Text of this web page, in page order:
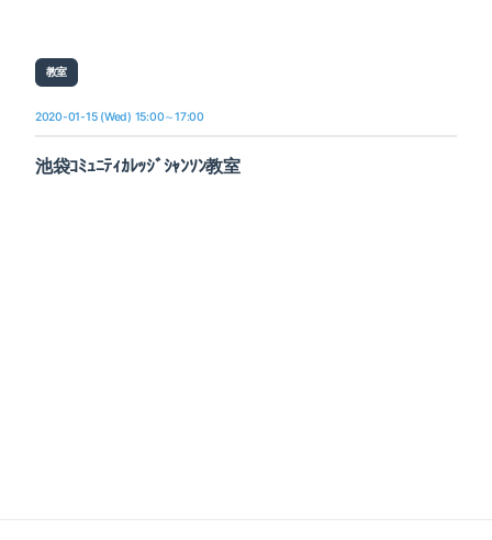
教室
2020-01-15 (Wed) 15:00～17:00
池袋ｺﾐｭﾆﾃｨｶﾚｯｼﾞｼｬﾝｿﾝ教室